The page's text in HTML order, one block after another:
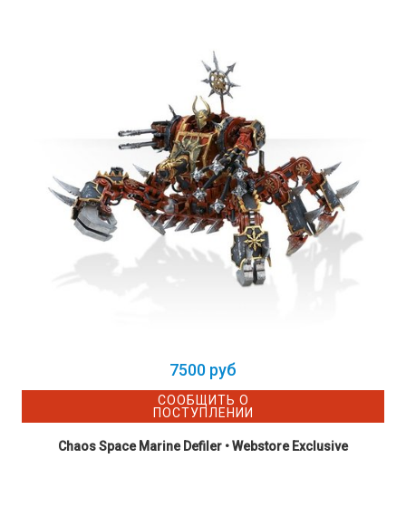
7500 руб
СООБЩИТЬ О
ПОСТУПЛЕНИИ
Chaos Space Marine Defiler • Webstore Exclusive